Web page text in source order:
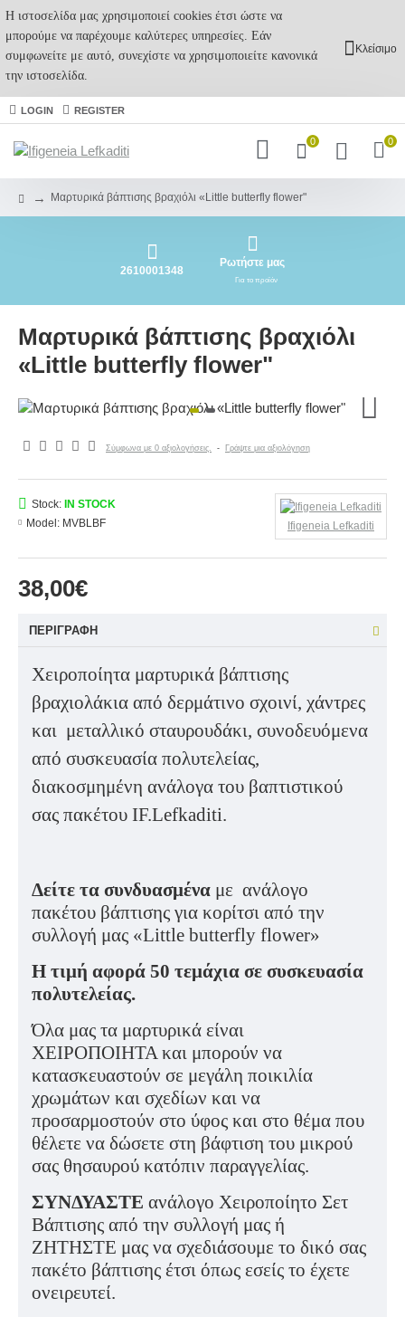
Η ιστοσελίδα μας χρησιμοποιεί cookies έτσι ώστε να
μπορούμε να παρέχουμε καλύτερες υπηρεσίες. Εάν
συμφωνείτε με αυτό, συνεχίστε να χρησιμοποιείτε κανονικά
την ιστοσελίδα.
Κλείσιμο
LOGIN REGISTER
0 0
Μαρτυρικά βάπτισης βραχιόλι «Little butterfly flower"
2610001348
Ρωτήστε μας
Για το προϊόν
Μαρτυρικά βάπτισης βραχιόλι
«Little butterfly flower"
Σύμφωνα με 0 αξιολογήσεις. - Γράψτε μια αξιολόγηση
38,00€
Stock: IN STOCK
Model: MVBLBF Ifigeneia Lefkaditi
ΠΕΡΙΓΡΑΦΉ
Χειροποίητα μαρτυρικά βάπτισης
βραχιολάκια από δερμάτινο σχοινί, χάντρες
και μεταλλικό σταυρουδάκι, συνοδευόμενα
από συσκευασία πολυτελείας,
διακοσμημένη ανάλογα του βαπτιστικού
σας πακέτου IF.Lefkaditi.
Δείτε τα συνδυασμένα με ανάλογο
πακέτου βάπτισης για κορίτσι από την
συλλογή μας «Little butterfly flower»
Η τιμή αφορά 50 τεμάχια σε συσκευασία
πολυτελείας.
Όλα μας τα μαρτυρικά είναι
ΧΕΙΡΟΠΟΙΗΤΑ και μπορούν να
κατασκευαστούν σε μεγάλη ποικιλία
χρωμάτων και σχεδίων και να
προσαρμοστούν στο ύφος και στο θέμα που
θέλετε να δώσετε στη βάφτιση του μικρού
σας θησαυρού κατόπιν παραγγελίας.
ΣΥΝΔΥΑΣΤΕ ανάλογο Χειροποίητο Σετ
Βάπτισης από την συλλογή μας ή
ΖΗΤΗΣΤΕ μας να σχεδιάσουμε το δικό σας
πακέτο βάπτισης έτσι όπως εσείς το έχετε
ονειρευτεί.